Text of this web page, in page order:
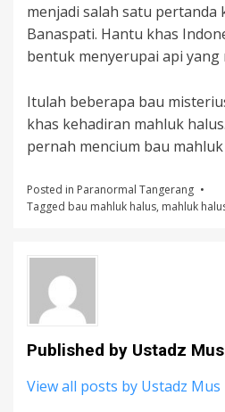
menjadi salah satu pertanda
Banaspati. Hantu khas
bentuk menyerupai api yang
Itulah beberapa bau
khas kehadiran mahluk
pernah mencium bau
Posted in Paranormal Tangerang
Tagged bau mahluk halus, mahluk
Published by Ustadz Mus
View all posts by Ustadz Mus